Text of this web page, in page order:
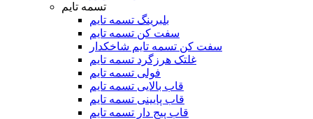
تسمه تایم
بلبرینگ تسمه تایم
سفت کن تسمه تایم
سفت کن تسمه تایم شاخکدار
غلتک هرزگرد تسمه تایم
فولی تسمه تایم
قاب بالایی تسمه تایم
قاب پایینی تسمه تایم
قاب پیج دار تسمه تایم